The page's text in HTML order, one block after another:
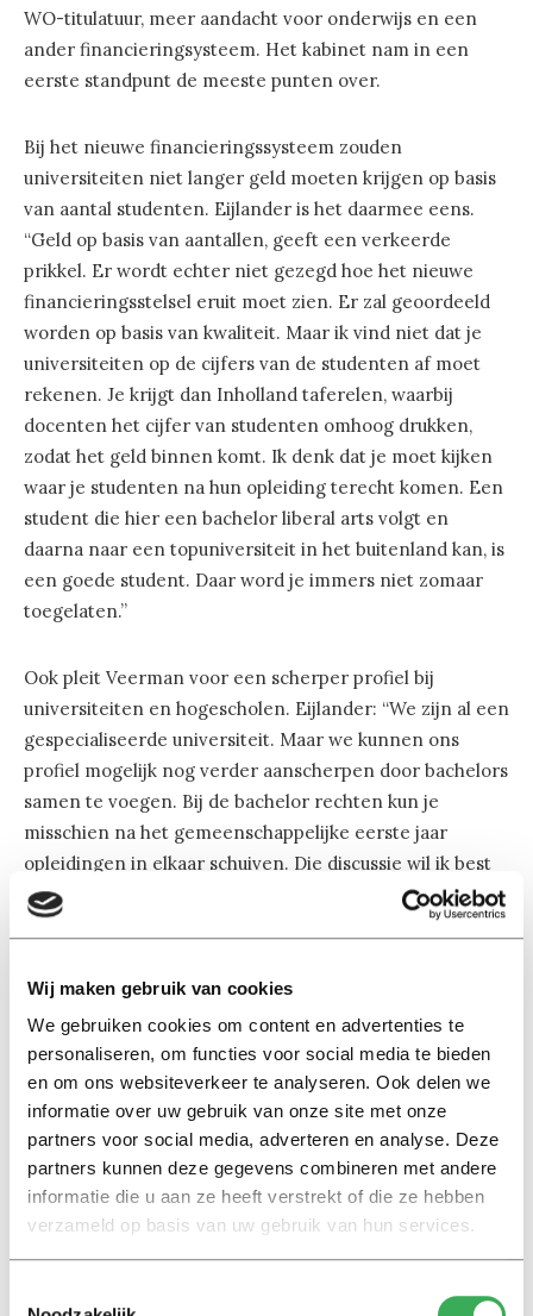
Wij maken gebruik van cookies
We gebruiken cookies om content en advertenties te
personaliseren, om functies voor social media te bieden
en om ons websiteverkeer te analyseren. Ook delen we
informatie over uw gebruik van onze site met onze
partners voor social media, adverteren en analyse. Deze
partners kunnen deze gegevens combineren met andere
informatie die u aan ze heeft verstrekt of die ze hebben
verzameld op basis van uw gebruik van hun services.
WO-titulatuur, meer aandacht voor onderwijs en een
ander financieringsysteem. Het kabinet nam in een
eerste standpunt de meeste punten over.
Bij het nieuwe financieringssysteem zouden
universiteiten niet langer geld moeten krijgen op basis
van aantal studenten. Eijlander is het daarmee eens.
“Geld op basis van aantallen, geeft een verkeerde
prikkel. Er wordt echter niet gezegd hoe het nieuwe
financieringsstelsel eruit moet zien. Er zal geoordeeld
worden op basis van kwaliteit. Maar ik vind niet dat je
universiteiten op de cijfers van de studenten af moet
rekenen. Je krijgt dan Inholland taferelen, waarbij
docenten het cijfer van studenten omhoog drukken,
zodat het geld binnen komt. Ik denk dat je moet kijken
waar je studenten na hun opleiding terecht komen. Een
student die hier een bachelor liberal arts volgt en
daarna naar een topuniversiteit in het buitenland kan, is
een goede student. Daar word je immers niet zomaar
toegelaten.”
Ook pleit Veerman voor een scherper profiel bij
universiteiten en hogescholen. Eijlander: “We zijn al een
gespecialiseerde universiteit. Maar we kunnen ons
profiel mogelijk nog verder aanscherpen door bachelors
samen te voegen. Bij de bachelor rechten kun je
misschien na het gemeenschappelijke eerste jaar
opleidingen in elkaar schuiven. Die discussie wil ik best
voeren. Zijn aparte opleidingen voor fiscaal recht,
internationaal/europees recht, recht en management,
goede. Maar daar zeg ik wel meteen bij dat je ook naar
het keuzegedrag van studenten moet kijken. Die kiezen
misschien speciaal voor een opleiding internationaal
recht. Bij de masters moeten we goed naar de instroom
kijken. Als blijkt dat er te weinig studenten op een studie
af komen, moet je je conclusie trekken en stoppen. Dat
hebben we pas gedaan bij de master Milieurecht, daar
studeerden 15 studenten per jaar af.”
aantal moet verminderen. We geven nu ontzettend veel